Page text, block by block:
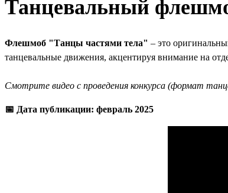
Танцевальный
Флешмоб "Танцы частями тела" – это
танцевальные движения, акцентируя внимание на
Смотрите видео с проведения конкурса (формат
📅 Дата публикации: февраль 2025